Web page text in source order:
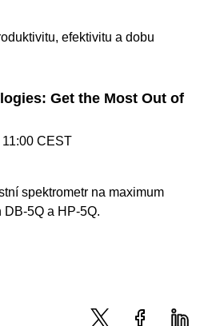
efektivitu a dobu
Get the Most Out of
11:00 CEST
spektrometr na maximum
5Q a HP-5Q.